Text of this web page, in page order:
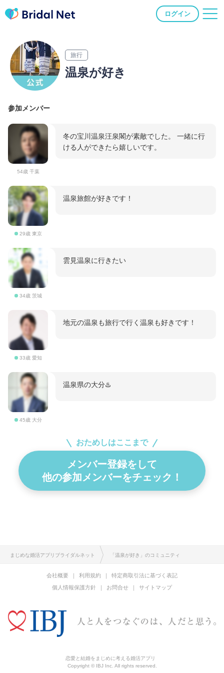
ログイン
旅行
温泉が好き
参加メンバー
54歳 千葉
冬の宝川温泉汪泉閣が素敵でした。 一緒に行
ける人ができたら嬉しいです。
29歳 東京
温泉旅館が好きです！
34歳 茨城
雲見温泉に行きたい
33歳 愛知
地元の温泉も旅行で行く温泉も好きです！
45歳 大分
温泉県の大分♨️
おためしはここまで
メンバー登録をして
他の参加メンバーをチェック！
まじめな婚活アプリブライダルネット 「温泉が好き」のコミュニティ
会社概要 利用規約
特定商取引法に基づく表記
個人情報保護方針
お問合せ サイトマップ
恋愛と結婚をまじめに考える婚活アプリ
Copyright © IBJ Inc. All rights reserved.